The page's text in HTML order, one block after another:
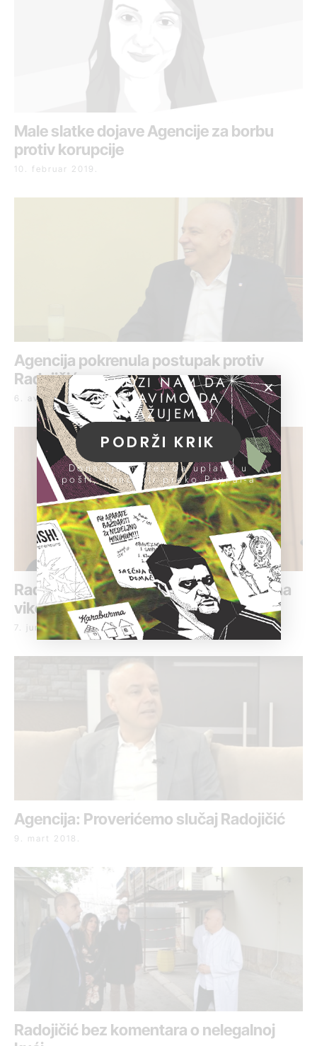
Male slatke dojave Agencije za borbu
protiv korupcije
10. februar 2019.
Agencija pokrenula postupak protiv
Radojičića
6. avgust 2018.
Radojičić novi gradonačelnik, nelegalna
vikendica nije srušena
7. jun 2018.
Agencija: Proverićemo slučaj Radojičić
9. mart 2018.
Radojičić bez komentara o nelegalnoj
POMOZI NAM DA
NASTAVIMO DA
ISTRAŽUJEMO!
PODRŽI KRIK
Donacije možeš da uplatiš u
pošti, banci ili preko PayPal-a